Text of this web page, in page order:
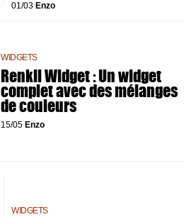
01/03 Enzo
WIDGETS
Renkli Widget : Un widget
complet avec des mélanges
de couleurs
15/05 Enzo
WIDGETS